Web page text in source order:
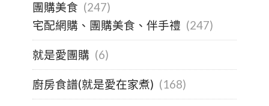
團購美食 (247)
宅配網購、團購美食、伴手禮 (247)
就是愛團購 (6)
廚房食譜(就是愛在家煮) (168)